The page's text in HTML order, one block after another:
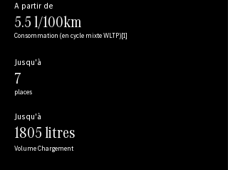
A partir de
5.5 l/100km
Consommation (en cycle mixte WLTP)[1]
Jusqu'à
7
places
Jusqu'à
1805 litres
Volume Chargement